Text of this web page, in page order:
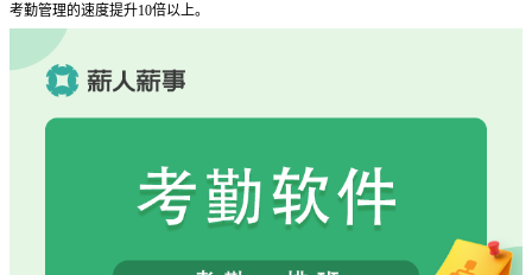
考勤管理的速度提升10倍以上。